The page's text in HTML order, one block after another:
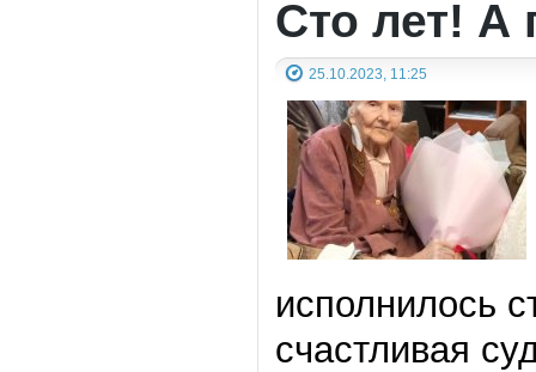
Сто лет! А
25.10.2023, 11:25
исполнилось
счастливая